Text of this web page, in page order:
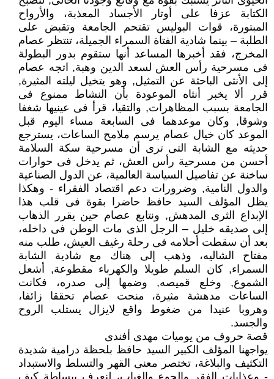
الكتابة عزفا على أوتار الأجساد المعذبة، والأرواح
المبتورة، قوات البوليس تقتحم الجامعة وتقبض على
الطلبة – بينما شادية الفتاة السمراء الجميلة، تنتظر عصام
المخرج، فقد أخبرها المساعد أنها ستقوم بدور البطولة
فى مسرحية رأس العش لسعد الدين وهبة, اتجه عصام
إلى الأنثى الباحثة عن التمثيل, وهو يتخيل ليلته المثيرة,
قرر ألا يخبر أنثاه الموعودة بأن النشاط ممنوع فى
الجامعة بسبب المظاهرات, والتقيا، قرأ فى عينيها شغفا
وشوقا, وكان موعدهما فى السابعة مساء اليوم قبل
الموعد كان خيال عصام يرسم ملامح الساعات، يسترجع
حديثه مع الشابة التى ترى أن مسرحية سكة السلامة
أحسن من مسرحية رأس العش، ثم يدخل فى حوارات
ساخنة عن تفاصيل السياسة العالمية، عن الدول الصناعية
والدول النامية, وضرورات دعم اقتصاد الفقراء - وهكذا
يظل المؤلف السيد حافظ حاضرا بقوة فى قلب هذا
الإبداع الثرى المدهش, ونتابع عصام حين يقرر الذهاب
إلى صديقه خليل – الرجل الذى مات الوطن فى داخله،
بعد أن سقطت أحلامه فى رحلة رغيف العيش، طلب منه
مفتاح الشاليه، وذهب إلى هناك مع شادية الشابة
السمراء, كان السلم طويلا والكهرباء مقطوعة, أشعل
الشموع, وخلع قميصه, وضمها إلى صدره، فكانت
الساعات مدهشة مثيرة، منحت عصام تحققا زائفا،
وهروبا عنيدا من ضغوط واقع لايزال يستلب الروح
والجسد.
قصة حروف من يوميات مهدى أفندى
يواجهنا المؤلف الكبير السيد حافظ بلحظة درامية شديدة
التكثيف والبلاغة، تختصر معنى القهر والتسلط والاستبداد